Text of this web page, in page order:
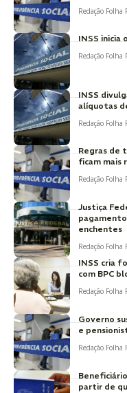
Redação Folha
INSS
Redação Folha
INSS
alíquotas
Redação Folha
Regras de
ficam mais
Redação Folha
Justiça
enchentes
Redação Folha
INSS cria
com BPC
Redação Folha
Governo
e
Redação Folha
partir de